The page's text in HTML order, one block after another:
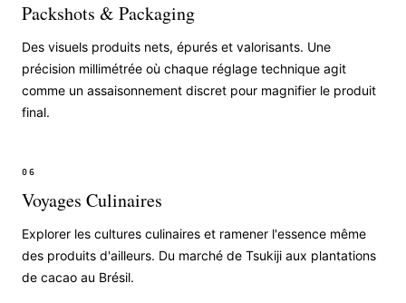
Packshots & Packaging
Des visuels produits nets, épurés et valorisants. Une
précision millimétrée où chaque réglage technique agit
comme un assaisonnement discret pour magnifier le produit
final.
06
Voyages Culinaires
Explorer les cultures culinaires et ramener l'essence même
des produits d'ailleurs. Du marché de Tsukiji aux plantations
de cacao au Brésil.